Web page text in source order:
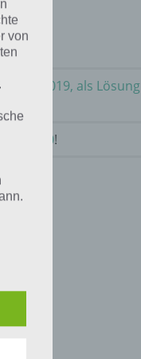
24.9.2019, als Lösung
2020!
von